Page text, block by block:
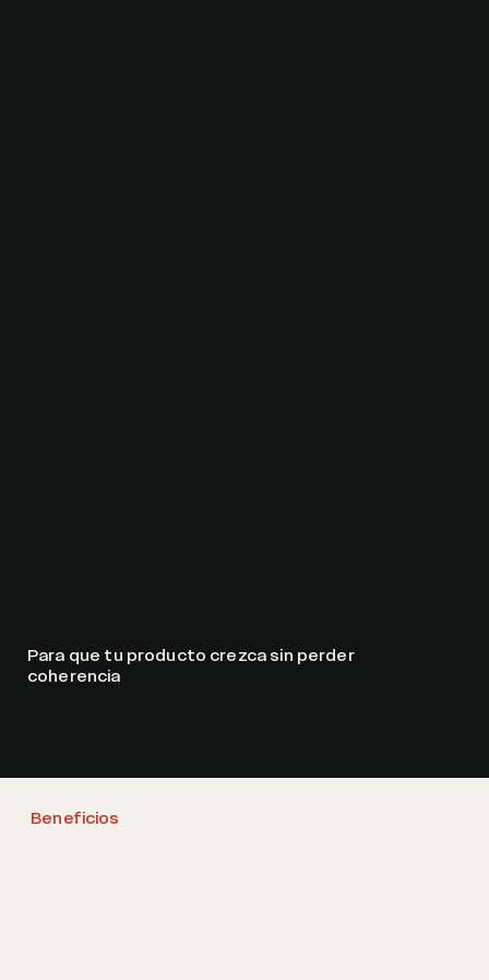
Para que tu producto crezca sin perder
coherencia
Beneficios